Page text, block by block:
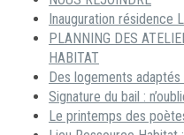
Inauguration résidence
PLANNING DES
HABITAT
Des logements adaptés
Signature du bail :
Le printemps des